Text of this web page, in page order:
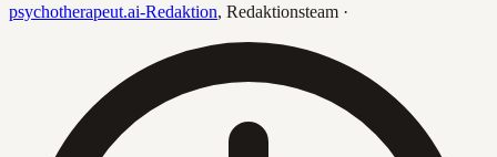
psychotherapeut.ai-Redaktion, Redaktionsteam ·